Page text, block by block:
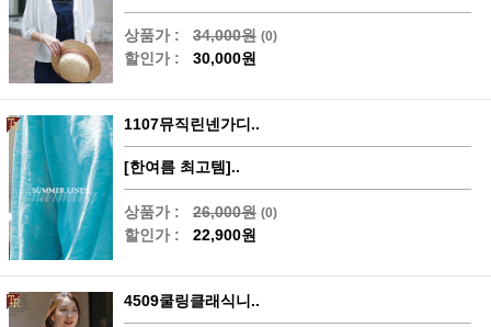
상품가 : 34,000원 (0)
할인가 : 30,000원
1107뮤직린넨가디..
[한여름 최고템]..
상품가 : 26,000원 (0)
할인가 : 22,900원
4509쿨링클래식니..